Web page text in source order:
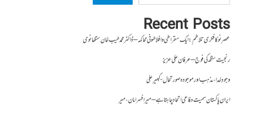
Recent Posts
عصرِ نو کا فکری تلاطم: ایک سقراطی و افلاطونی محاکمہ – ڈاکٹر محمد طیب خان سنگھانوی
رنجیت سنگھ کی فوج – عرفان علی عزیز
وجودِ خدا، مذہب اور موجودہ صورتحال- کبیر علی
ایران پاکستان سمیت دفاعی اتحاد چاہتا ہے – میر افسر امان،میر